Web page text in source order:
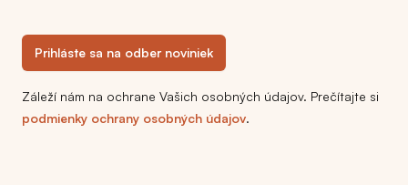
Prihláste sa na odber noviniek
Záleží nám na ochrane Vašich osobných údajov. Prečítajte si
podmienky ochrany osobných údajov.